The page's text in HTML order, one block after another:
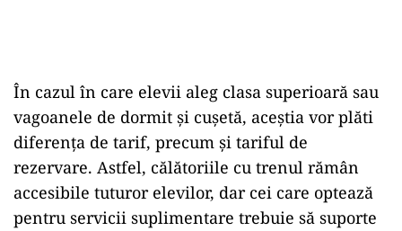
În cazul în care elevii aleg clasa superioară sau
vagoanele de dormit și cușetă, aceștia vor plăti
diferența de tarif, precum și tariful de
rezervare. Astfel, călătoriile cu trenul rămân
accesibile tuturor elevilor, dar cei care optează
pentru servicii suplimentare trebuie să suporte